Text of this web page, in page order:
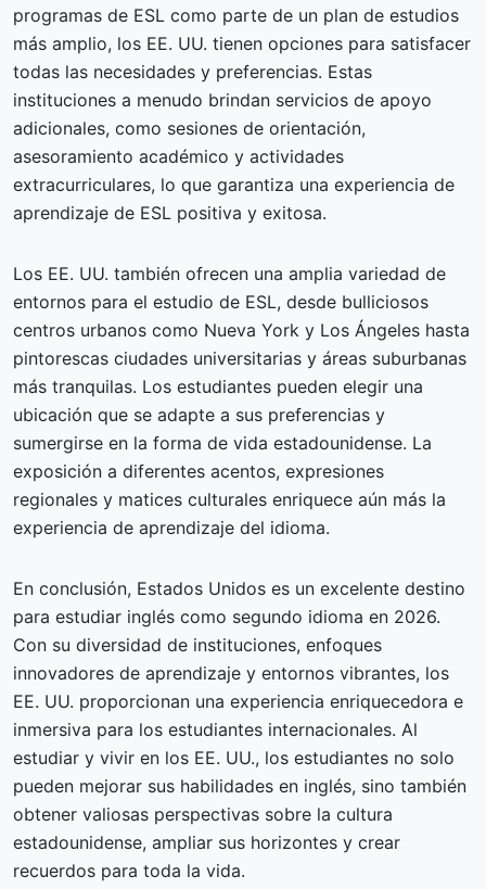
programas de ESL como parte de un plan de estudios
más amplio, los EE. UU. tienen opciones para satisfacer
todas las necesidades y preferencias. Estas
instituciones a menudo brindan servicios de apoyo
adicionales, como sesiones de orientación,
asesoramiento académico y actividades
extracurriculares, lo que garantiza una experiencia de
aprendizaje de ESL positiva y exitosa.
Los EE. UU. también ofrecen una amplia variedad de
entornos para el estudio de ESL, desde bulliciosos
centros urbanos como Nueva York y Los Ángeles hasta
pintorescas ciudades universitarias y áreas suburbanas
más tranquilas. Los estudiantes pueden elegir una
ubicación que se adapte a sus preferencias y
sumergirse en la forma de vida estadounidense. La
exposición a diferentes acentos, expresiones
regionales y matices culturales enriquece aún más la
experiencia de aprendizaje del idioma.
En conclusión, Estados Unidos es un excelente destino
para estudiar inglés como segundo idioma en 2026.
Con su diversidad de instituciones, enfoques
innovadores de aprendizaje y entornos vibrantes, los
EE. UU. proporcionan una experiencia enriquecedora e
inmersiva para los estudiantes internacionales. Al
estudiar y vivir en los EE. UU., los estudiantes no solo
pueden mejorar sus habilidades en inglés, sino también
obtener valiosas perspectivas sobre la cultura
estadounidense, ampliar sus horizontes y crear
recuerdos para toda la vida.